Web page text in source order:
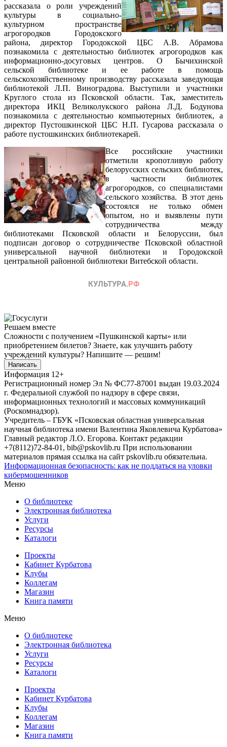
рассказала о роли учреждений
культуры в социально-
культурном пространстве
агрогородков Городокского
района, директор Городокской ЦБС А.В. Абрамова
познакомила с деятельностью библиотек агрогородков как
информационно-досуговых центров. О Бычихинской
сельской библиотеке и ее работе в помощь
сельскохозяйственному производству рассказала заведующая
библиотекой Л.П. Виноградова. Выступили и участники
Круглого стола из Псковской области. Так, заместитель
директора ИКЦ Великолукского района Л.Д. Бодунова
познакомила с деятельностью компьютерных библиотек, а
директор Пустошкинской ЦБС Н.П. Гусарова рассказала о
работе пустошкинских библиотекарей.
Все российские участники
отметили кропотливую работу
белорусских сельских библиотек,
в частности библиотек
агрогородков, со специалистами
сельского хозяйства. В этот день
состоялся не только обмен
опытом, но и выявлены пути
сотрудничества между
библиотеками Псковской области и Белоруссии, был
подписан договор о сотрудничестве Псковской областной
универсальной научной библиотеки и Городокской
центральной районной библиотеки Витебской области.
Решаем вместе
Сложности с получением «Пушкинской карты» или
приобретением билетов? Знаете, как улучшить работу
учреждений культуры? Напишите — решим!
Написать
Информация 12+
Регистрационный номер Эл № ФС77-87001 выдан 19.03.2024
г. Федеральной службой по надзору в сфере связи,
информационных технологий и массовых коммуникаций
(Роскомнадзор).
Учредитель – ГБУК «Псковская областная универсальная
научная библиотека имени Валентина Яковлевича Курбатова»
Главный редактор Л.О. Егорова. Контакт редакции
+7(8112)72-84-01, bib@pskovlib.ru При использовании
материалов прямая ссылка на сайт pskovlib.ru обязательна.
Информационная безопасность: как не поддаться на уловки
кибермошенников
Меню
О библиотеке
Электронная библиотека
Услуги
Ресурсы
Каталоги
Проекты
Кабинет Курбатова
Клубы
Коллегам
Магазин
Книга памяти
Меню
О библиотеке
Электронная библиотека
Услуги
Ресурсы
Каталоги
Проекты
Кабинет Курбатова
Клубы
Коллегам
Магазин
Книга памяти